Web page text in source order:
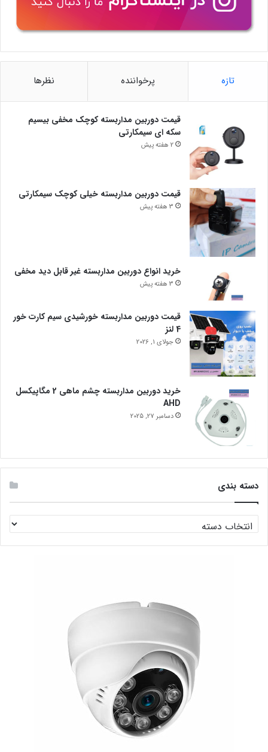
تازه پرخواننده نظرها
قیمت دوربین مداربسته کوچک مخفی بیسیم
سکه ای سیمکارتی
2 هفته پیش
قیمت دوربین مداربسته خیلی کوچک سیمکارتی
3 هفته پیش
خرید انواع دوربین مداربسته غیر قابل دید مخفی
3 هفته پیش
قیمت دوربین مداربسته خورشیدی سیم کارت خور
4 لنز
جولای 1, 2026
خرید دوربین مداربسته چشم ماهی 2 مگاپیکسل
AHD
دسامبر 27, 2025
دسته بندی
دسته
بندی